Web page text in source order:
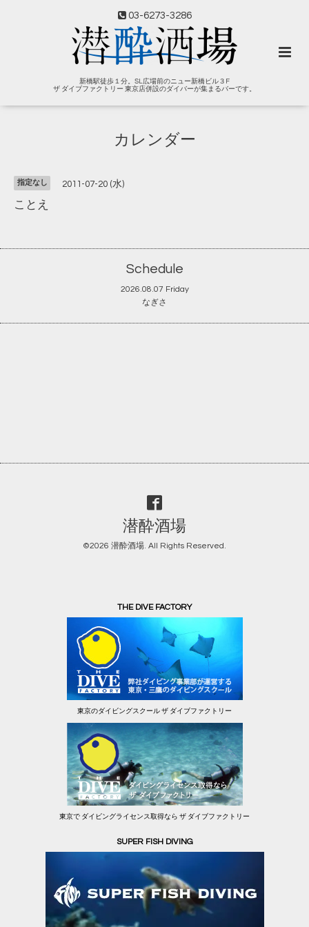
03-6273-3286
新橋駅徒歩１分。SL広場前のニュー新橋ビル３F
ザ ダイブファクトリー 東京店併設のダイバーが集まるバーです。
カレンダー
指定なし 2011-07-20 (水)
ことえ
Schedule
2026.08.07 Friday
なぎさ
潜酔酒場
©2026 潜酔酒場. All Rights Reserved.
THE DIVE FACTORY
東京のダイビングスクール ザ ダイブファクトリー
東京で ダイビングライセンス取得なら ザ ダイブファクトリー
SUPER FISH DIVING